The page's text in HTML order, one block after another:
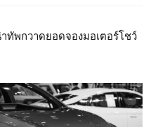
ทัพกวาดยอดจองมอเตอร์โชว์